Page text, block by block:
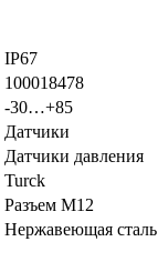
IP67
100018478
-30…+85
Датчики
Датчики давления
Turck
Разъем M12
Нержавеющая сталь